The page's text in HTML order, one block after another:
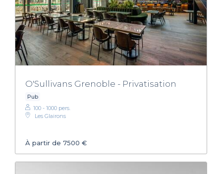
O'Sullivans Grenoble - Privatisation
Pub
100 - 1000 pers.
Les Glairons
À partir de 7500 €